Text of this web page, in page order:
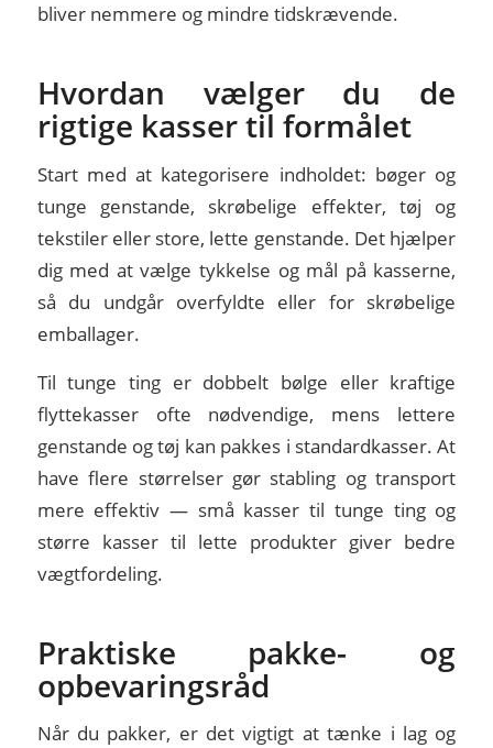
bliver nemmere og mindre tidskrævende.
Hvordan vælger du de
rigtige kasser til formålet
Start med at kategorisere indholdet: bøger og
tunge genstande, skrøbelige effekter, tøj og
tekstiler eller store, lette genstande. Det hjælper
dig med at vælge tykkelse og mål på kasserne,
så du undgår overfyldte eller for skrøbelige
emballager.
Til tunge ting er dobbelt bølge eller kraftige
flyttekasser ofte nødvendige, mens lettere
genstande og tøj kan pakkes i standardkasser. At
have flere størrelser gør stabling og transport
mere effektiv — små kasser til tunge ting og
større kasser til lette produkter giver bedre
vægtfordeling.
Praktiske pakke- og
opbevaringsråd
Når du pakker, er det vigtigt at tænke i lag og